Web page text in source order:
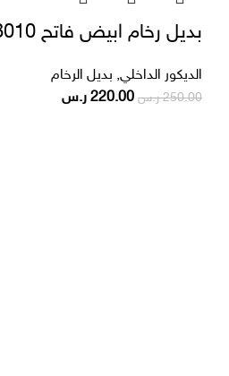
بديل رخام ابيض فاتح KL8010
الديكور الداخلي, بديل الرخام
250.00 ر.س 220.00 ر.س